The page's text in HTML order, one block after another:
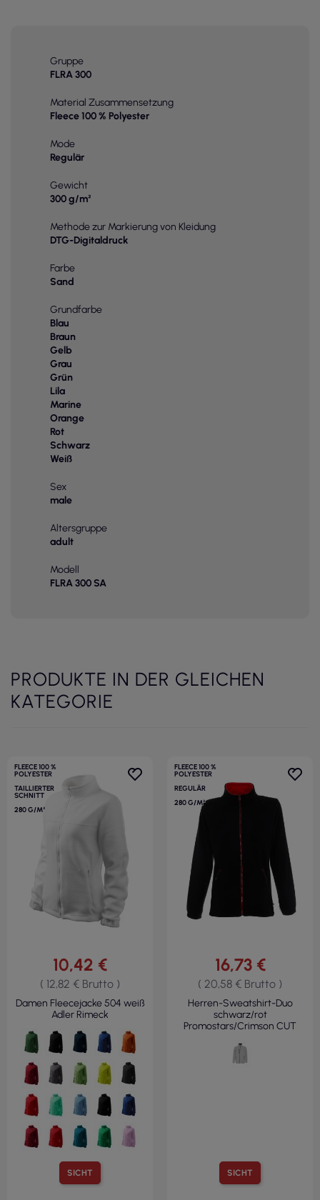
Gruppe
FLRA 300
Material Zusammensetzung
Fleece 100 % Polyester
Mode
Regulär
Gewicht
300 g/m²
Methode zur Markierung von Kleidung
DTG-Digitaldruck
Farbe
Sand
Grundfarbe
Blau
Braun
Gelb
Grau
Grün
Lila
Marine
Orange
Rot
Schwarz
Weiß
Sex
male
Altersgruppe
adult
Modell
FLRA 300 SA
PRODUKTE IN DER GLEICHEN
KATEGORIE
FLEECE 100 %
POLYESTER
TAILLIERTER
SCHNITT
280 G/M²
SICHT
10,42 €
( 12,82 € Brutto )
Damen Fleecejacke 504 weiß
Adler Rimeck
FLEECE 100 %
POLYESTER
REGULÄR
280 G/M²
SICHT
16,73 €
( 20,58 € Brutto )
Herren-Sweatshirt-Duo
schwarz/rot
Promostars/Crimson CUT